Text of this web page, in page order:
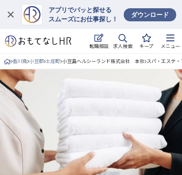
アプリでパッと探せる
スムーズにお仕事探し！
ダウンロード
転職相談 求人検索 キープ メニュー
ログイン
求人・施設を探す
キープした求人
就職・転職 合同説明会
おもてなしHRについて
ご利用の流れ
よくある質問
香川県 小豆郡 土庄町 小豆島ヘルシーランド株式会社 本社 スパ・エステ